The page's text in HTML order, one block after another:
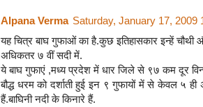
Alpana Verma Saturday, January 17, 2009
यह चित्र बाघ गुफाओं का है.कुछ इतिहासकार इन्हें चौथी
अधिकतर ७ वीं सदी में.
ये बाघ गुफाएं ,मध्य प्रदेश में धार जिले से ९७ कम दूर
बौद्ध धरम को दर्शाती हुई इन ९ गुफायों में से केवल ५
हैं.बाघिनी नदी के किनारे हैं.